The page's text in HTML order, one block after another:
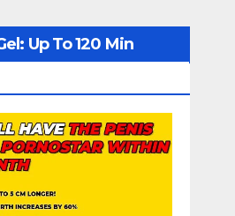
Up To 120 Min